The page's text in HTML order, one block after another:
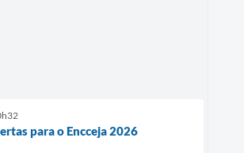
para o Encceja 2026